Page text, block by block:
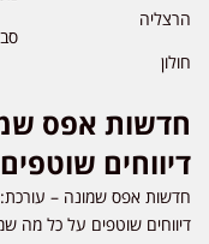
הרצליה
חולון
דיווחים שוטפים
חדשות אפס שמונה – עורכת:
דיווחים שוטפים על כל מה